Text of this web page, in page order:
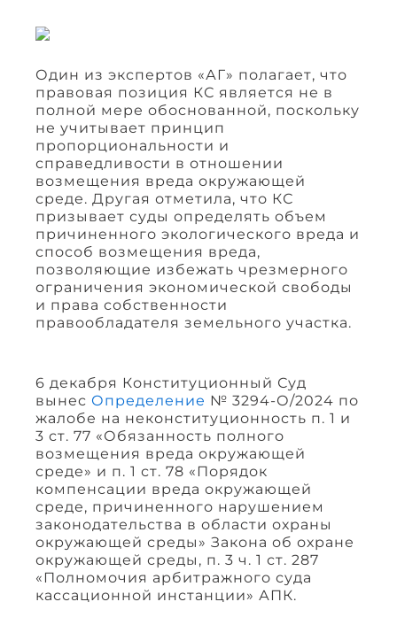
Один из экспертов «АГ» полагает, что
правовая позиция КС является не в
полной мере обоснованной, поскольку
не учитывает принцип
пропорциональности и
справедливости в отношении
возмещения вреда окружающей
среде. Другая отметила, что КС
призывает суды определять объем
причиненного экологического вреда и
способ возмещения вреда,
позволяющие избежать чрезмерного
ограничения экономической свободы
и права собственности
правообладателя земельного участка.
6 декабря Конституционный Суд
вынес Определение № 3294-О/2024 по
жалобе на неконституционность п. 1 и
3 ст. 77 «Обязанность полного
возмещения вреда окружающей
среде» и п. 1 ст. 78 «Порядок
компенсации вреда окружающей
среде, причиненного нарушением
законодательства в области охраны
окружающей среды» Закона об охране
окружающей среды, п. 3 ч. 1 ст. 287
«Полномочия арбитражного суда
кассационной инстанции» АПК.